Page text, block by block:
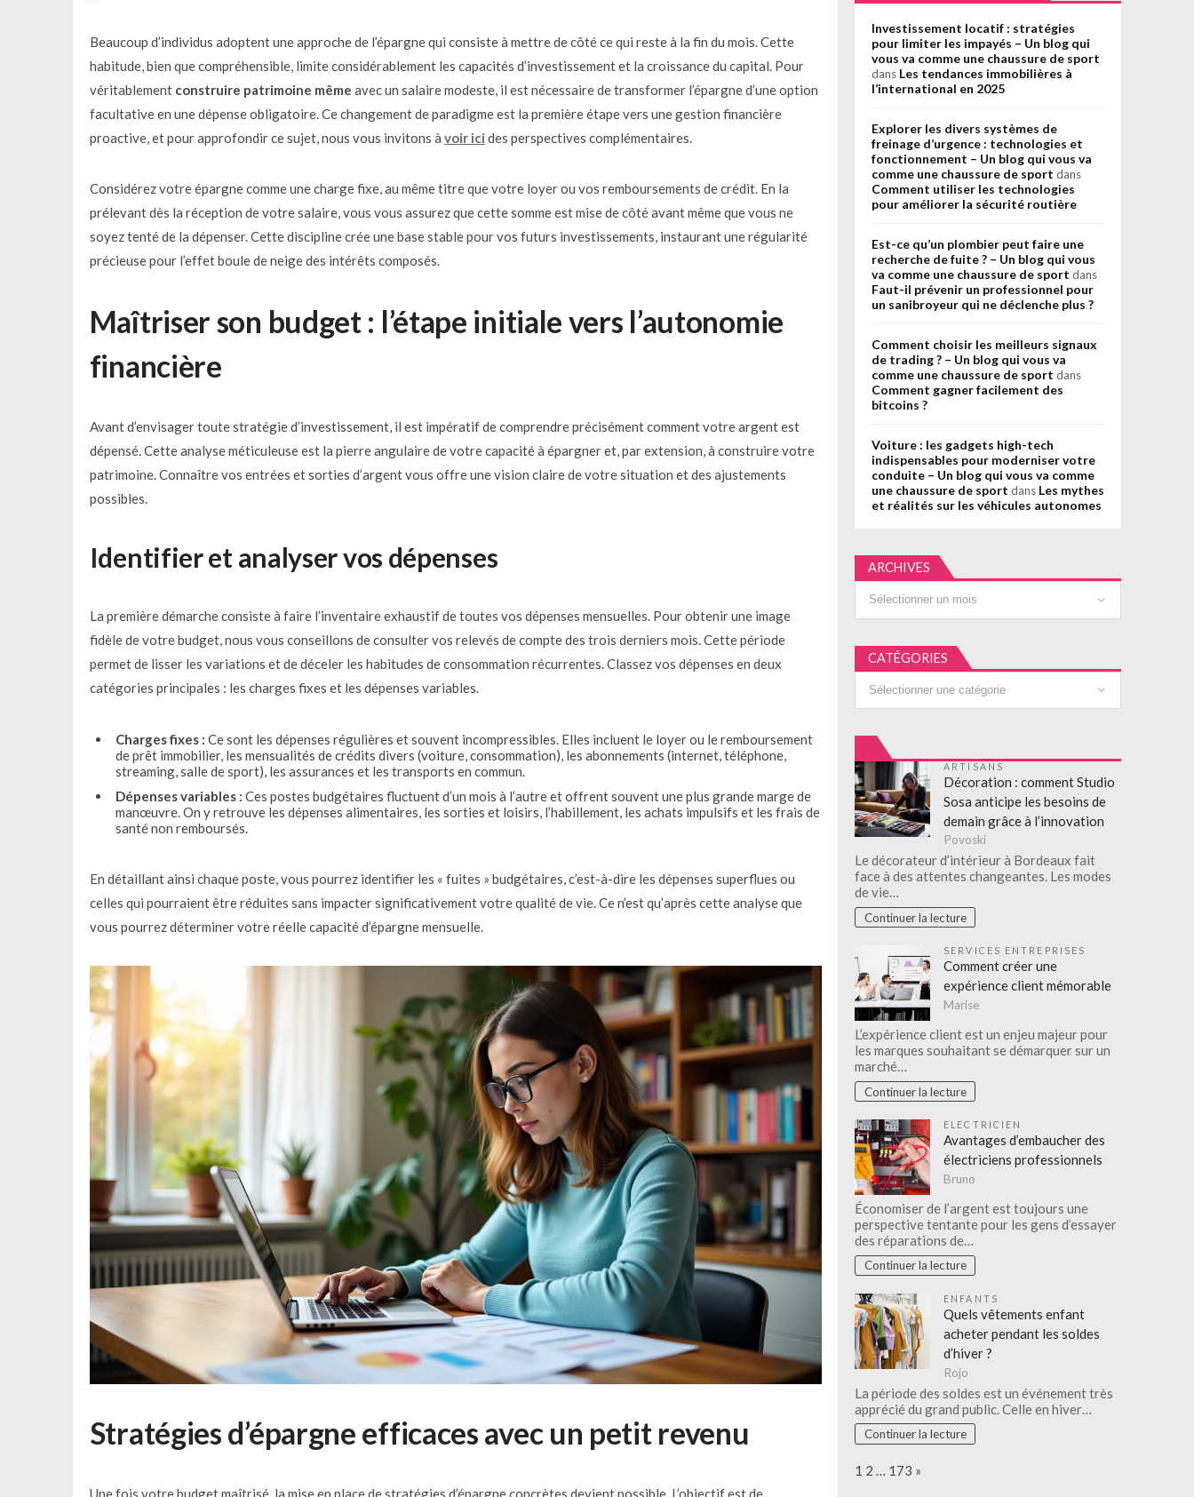
Beaucoup d’individus adoptent une approche de l’épargne qui consiste à mettre de côté ce qui reste à la fin du mois. Cette
habitude, bien que compréhensible, limite considérablement les capacités d’investissement et la croissance du capital. Pour
véritablement construire patrimoine même avec un salaire modeste, il est nécessaire de transformer l’épargne d’une option
facultative en une dépense obligatoire. Ce changement de paradigme est la première étape vers une gestion financière
proactive, et pour approfondir ce sujet, nous vous invitons à voir ici des perspectives complémentaires.
Considérez votre épargne comme une charge fixe, au même titre que votre loyer ou vos remboursements de crédit. En la
prélevant dès la réception de votre salaire, vous vous assurez que cette somme est mise de côté avant même que vous ne
soyez tenté de la dépenser. Cette discipline crée une base stable pour vos futurs investissements, instaurant une régularité
précieuse pour l’effet boule de neige des intérêts composés.
Maîtriser son budget : l’étape initiale vers l’autonomie
financière
Avant d’envisager toute stratégie d’investissement, il est impératif de comprendre précisément comment votre argent est
dépensé. Cette analyse méticuleuse est la pierre angulaire de votre capacité à épargner et, par extension, à construire votre
patrimoine. Connaître vos entrées et sorties d’argent vous offre une vision claire de votre situation et des ajustements
possibles.
Identifier et analyser vos dépenses
La première démarche consiste à faire l’inventaire exhaustif de toutes vos dépenses mensuelles. Pour obtenir une image
fidèle de votre budget, nous vous conseillons de consulter vos relevés de compte des trois derniers mois. Cette période
permet de lisser les variations et de déceler les habitudes de consommation récurrentes. Classez vos dépenses en deux
catégories principales : les charges fixes et les dépenses variables.
Charges fixes : Ce sont les dépenses régulières et souvent incompressibles. Elles incluent le loyer ou le remboursement
de prêt immobilier, les mensualités de crédits divers (voiture, consommation), les abonnements (internet, téléphone,
streaming, salle de sport), les assurances et les transports en commun.
Dépenses variables : Ces postes budgétaires fluctuent d’un mois à l’autre et offrent souvent une plus grande marge de
manœuvre. On y retrouve les dépenses alimentaires, les sorties et loisirs, l’habillement, les achats impulsifs et les frais de
santé non remboursés.
En détaillant ainsi chaque poste, vous pourrez identifier les « fuites » budgétaires, c’est-à-dire les dépenses superflues ou
celles qui pourraient être réduites sans impacter significativement votre qualité de vie. Ce n’est qu’après cette analyse que
vous pourrez déterminer votre réelle capacité d’épargne mensuelle.
Stratégies d’épargne efficaces avec un petit revenu
Une fois votre budget maîtrisé, la mise en place de stratégies d’épargne concrètes devient possible. L’objectif est de
Investissement locatif : stratégies
pour limiter les impayés – Un blog qui
vous va comme une chaussure de sport
dans Les tendances immobilières à
l’international en 2025
Explorer les divers systèmes de
freinage d’urgence : technologies et
fonctionnement – Un blog qui vous va
comme une chaussure de sport dans
Comment utiliser les technologies
pour améliorer la sécurité routière
Est-ce qu’un plombier peut faire une
recherche de fuite ? – Un blog qui vous
va comme une chaussure de sport dans
Faut-il prévenir un professionnel pour
un sanibroyeur qui ne déclenche plus ?
Comment choisir les meilleurs signaux
de trading ? – Un blog qui vous va
comme une chaussure de sport dans
Comment gagner facilement des
bitcoins ?
Voiture : les gadgets high-tech
indispensables pour moderniser votre
conduite – Un blog qui vous va comme
une chaussure de sport dans Les mythes
et réalités sur les véhicules autonomes
ARCHIVES
CATÉGORIES
ARTISANS
Décoration : comment Studio
Sosa anticipe les besoins de
demain grâce à l’innovation
Povoski
Le décorateur d’intérieur à Bordeaux fait
face à des attentes changeantes. Les modes
de vie…
Continuer la lecture
SERVICES ENTREPRISES
Comment créer une
expérience client mémorable
Marise
L’expérience client est un enjeu majeur pour
les marques souhaitant se démarquer sur un
marché…
Continuer la lecture
ELECTRICIEN
Avantages d’embaucher des
électriciens professionnels
Bruno
Économiser de l’argent est toujours une
perspective tentante pour les gens d’essayer
des réparations de…
Continuer la lecture
ENFANTS
Quels vêtements enfant
acheter pendant les soldes
d’hiver ?
Rojo
La période des soldes est un événement très
apprécié du grand public. Celle en hiver…
Continuer la lecture
Page:
1 2 … 173 Next
»